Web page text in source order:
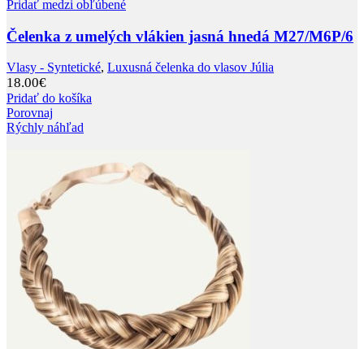
Pridať medzi obľúbené
Čelenka z umelých vlákien jasná hnedá M27/M6P/6
Vlasy - Syntetické, Luxusná čelenka do vlasov Júlia
18.00€
Pridať do košíka
Porovnaj
Rýchly náhľad